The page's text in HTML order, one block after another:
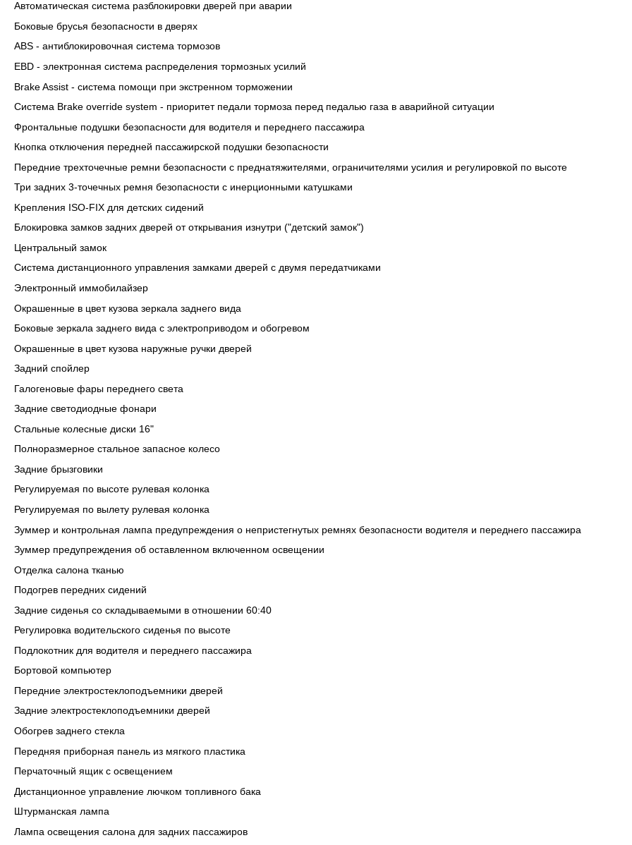
Автоматическая система разблокировки дверей при аварии
Боковые брусья безопасности в дверях
ABS - антиблокировочная система тормозов
EBD - электронная система распределения тормозных усилий
Brake Assist - система помощи при экстренном торможении
Система Brake override system - приоритет педали тормоза перед педалью газа в аварийной ситуации
Фронтальные подушки безопасности для водителя и переднего пассажира
Кнопка отключения передней пассажирской подушки безопасности
Передние трехточечные ремни безопасности с преднатяжителями, ограничителями усилия и регулировкой по высоте
Три задних 3-точечных ремня безопасности с инерционными катушками
Kрепления ISO-FIX для детских сидений
Блокировка замков задних дверей от открывания изнутри ("детский замок")
Центральный замок
Cистема дистанционного управления замками дверей с двумя передатчиками
Электронный иммобилайзер
Окрашенные в цвет кузова зеркала заднего вида
Боковые зеркала заднего вида с электроприводом и обогревом
Окрашенные в цвет кузова наружные ручки дверей
Задний спойлер
Галогеновые фары переднего света
Задние светодиодные фонари
Стальные колесные диски 16"
Полноразмерное стальное запасное колесо
Задние брызговики
Регулируемая по высоте рулевая колонка
Регулируемая по вылету рулевая колонка
Зуммер и контрольная лампа предупреждения о непристегнутых ремнях безопасности водителя и переднего пассажира
Зуммер предупреждения об оставленном включенном освещении
Отделка салона тканью
Подогрев передних сидений
Задние сиденья со складываемыми в отношении 60:40
Регулировка водительского сиденья по высоте
Подлокотник для водителя и переднего пассажира
Бортовой компьютер
Передние электростеклоподъемники дверей
Задние электростеклоподъемники дверей
Обогрев заднего стекла
Передняя приборная панель из мягкого пластика
Перчаточный ящик с освещением
Дистанционное управление лючком топливного бака
Штурманская лампа
Лампа освещения салона для задних пассажиров